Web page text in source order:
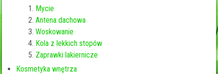
Mycie
Antena dachowa
Woskowanie
Kola z lekkich stopów
Zaprawki lakiernicze
Kosmetyka wnętrza